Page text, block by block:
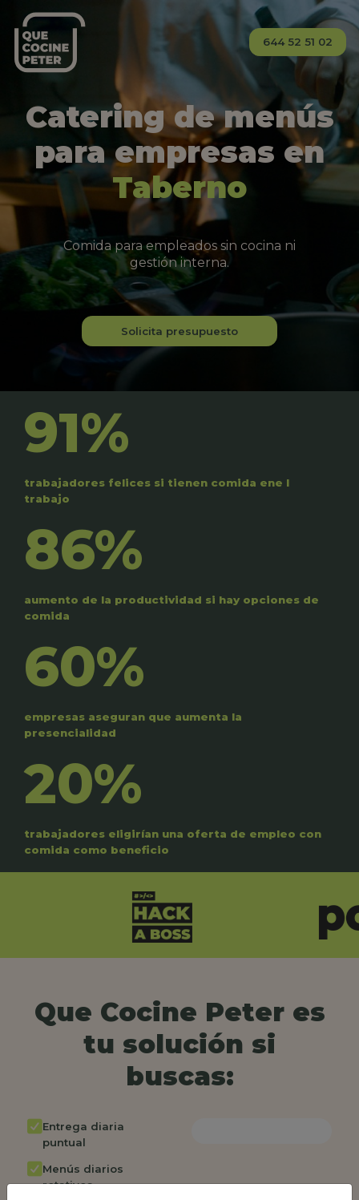
644 52 51 02
Catering de menús
para empresas en
Taberno
Comida para empleados sin cocina ni
gestión interna.
Solicita presupuesto
91%
trabajadores felices si tienen comida ene l
trabajo
86%
aumento de la productividad si hay opciones de
comida
60%
empresas aseguran que aumenta la
presencialidad
20%
trabajadores eligirían una oferta de empleo con
comida como beneficio
Que Cocine Peter es
tu solución si
buscas:
Entrega diaria
puntual
Menús diarios
rotativos